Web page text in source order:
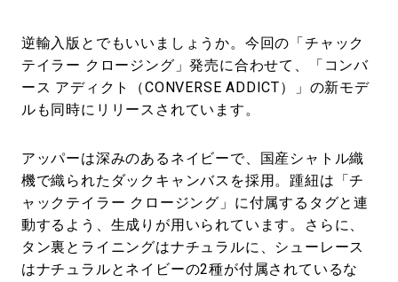
逆輸入版とでもいいましょうか。今回の「チャック
テイラー クロージング」発売に合わせて、「コンバ
ース アディクト（CONVERSE ADDICT）」の新モデ
ルも同時にリリースされています。
アッパーは深みのあるネイビーで、国産シャトル織
機で織られたダックキャンバスを採用。踵紐は「チ
ャックテイラー クロージング」に付属するタグと連
動するよう、生成りが用いられています。さらに、
タン裏とライニングはナチュラルに、シューレース
はナチュラルとネイビーの2種が付属されているな